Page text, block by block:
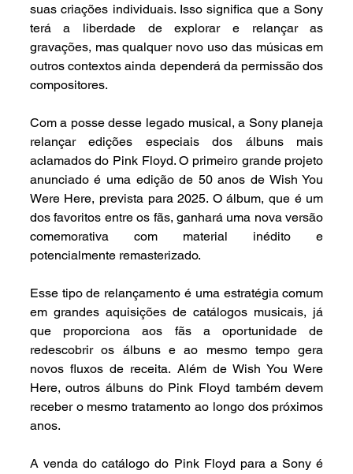
suas criações individuais. Isso significa que a Sony
terá a liberdade de explorar e relançar as
gravações, mas qualquer novo uso das músicas em
outros contextos ainda dependerá da permissão dos
compositores.
Com a posse desse legado musical, a Sony planeja
relançar edições especiais dos álbuns mais
aclamados do Pink Floyd. O primeiro grande projeto
anunciado é uma edição de 50 anos de Wish You
Were Here, prevista para 2025. O álbum, que é um
dos favoritos entre os fãs, ganhará uma nova versão
comemorativa com material inédito e
potencialmente remasterizado.
Esse tipo de relançamento é uma estratégia comum
em grandes aquisições de catálogos musicais, já
que proporciona aos fãs a oportunidade de
redescobrir os álbuns e ao mesmo tempo gera
novos fluxos de receita. Além de Wish You Were
Here, outros álbuns do Pink Floyd também devem
receber o mesmo tratamento ao longo dos próximos
anos.
A venda do catálogo do Pink Floyd para a Sony é